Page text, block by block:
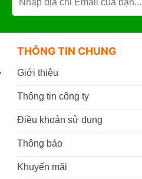
THÔNG TIN CHUNG
Giới thiệu
Thông tin công ty
Điều khoản sử dụng
Thông báo
Khuyến mãi